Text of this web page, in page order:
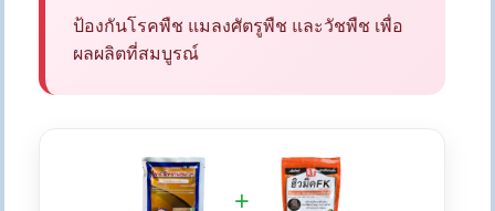
ป้องกันโรคพืช แมลงศัตรูพืช และวัชพืช เพื่อ
ผลผลิตที่สมบูรณ์
+